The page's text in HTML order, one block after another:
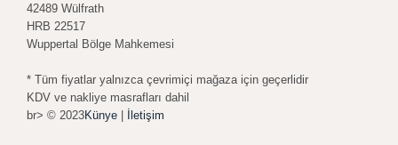
42489 Wülfrath
HRB 22517
Wuppertal Bölge Mahkemesi
* Tüm fiyatlar yalnızca çevrimiçi mağaza için geçerlidir
KDV ve nakliye masrafları dahil
br> © 2023Künye | İletişim